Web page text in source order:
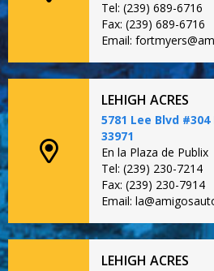
Tel: (239) 689-6716
Fax: (239) 689-6716
Email:
LEHIGH ACRES
5781 Lee Blvd
33971
En la Plaza de Publix
Tel: (239) 230-7214
Fax: (239) 230-7914
Email:
LEHIGH ACRES